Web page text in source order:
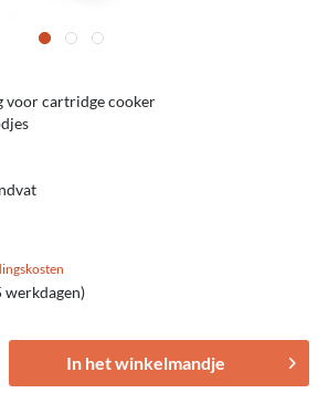
voor cartridge cooker
In het winkelmandje